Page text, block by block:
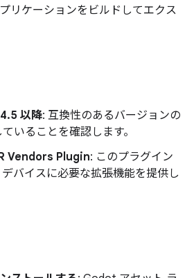
リケーションをビルドしてエクス
以降: 互換性のあるバージョンの
いることを確認します。
Vendors Plugin: このプラグイン
バイスに必要な拡張機能を提供し